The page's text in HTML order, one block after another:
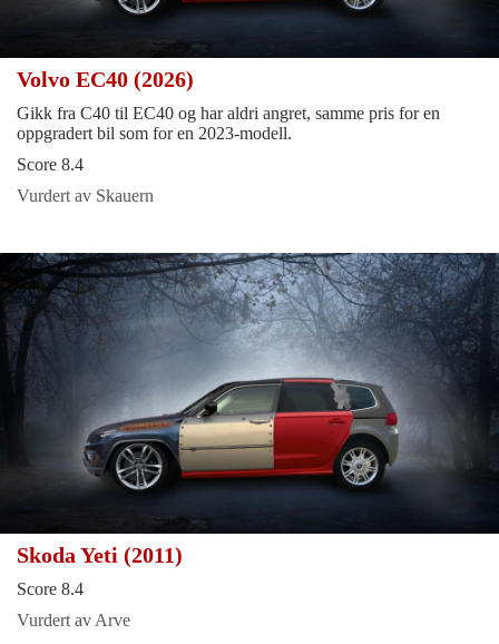
Volvo EC40 (2026)
Gikk fra C40 til EC40 og har aldri angret, samme pris for en
oppgradert bil som for en 2023-modell.
Score 8.4
Vurdert av Skauern
Skoda Yeti (2011)
Score 8.4
Vurdert av Arve